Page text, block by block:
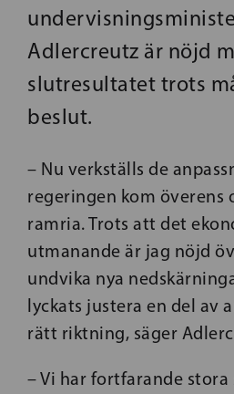
Adlercreutz är nöjd
slutresultatet trots
beslut.
– Nu verkställs de
regeringen kom överens
ramria. Trots att det
utmanande är jag nöjd
undvika nya
lyckats justera en del av
rätt riktning, säger
– Vi har fortfarande